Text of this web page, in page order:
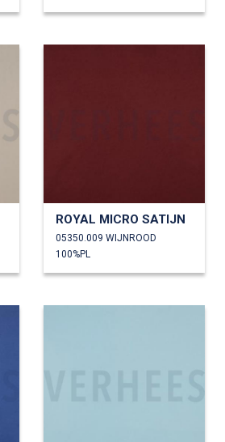
ROYAL MICRO SATIJN
05350.009 WIJNROOD
100%PL